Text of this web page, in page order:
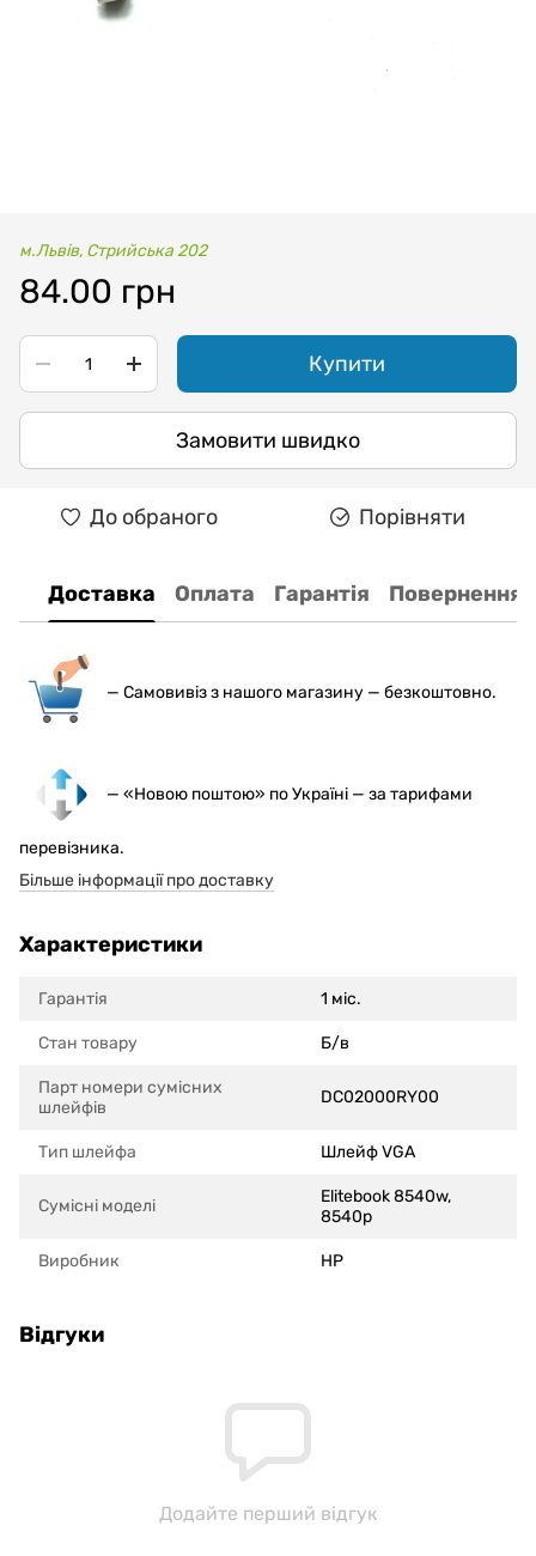
м.Львів, Стрийська 202
84.00 грн
Купити
Замовити швидко
До обраного Порівняти
Доставка Оплата Гарантія Повернення
— Самовивіз з нашого магазину — безкоштовно.
— «Новою поштою» по Україні — за тарифами
перевізника.
Більше інформації про доставку
Характеристики
Гарантія 1 міс.
Стан товару Б/в
Парт номери сумісних
шлейфів
DC02000RY00
Тип шлейфа Шлейф VGA
Сумісні моделi
Elitebook 8540w,
8540p
Виробник HP
Відгуки
Додайте перший відгук